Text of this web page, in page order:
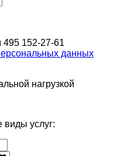
495 152-27-61
данных
нагрузкой
услуг: